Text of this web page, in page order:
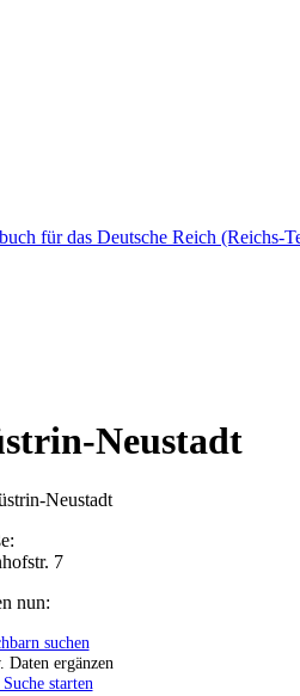
für das Deutsche Reich (Reichs-
Neustadt
7
nun:
suchen
ergänzen
starten